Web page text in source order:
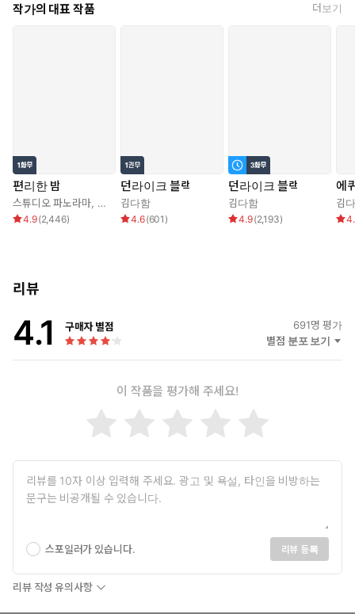
작가의 대표 작품 더보기
편리한 밤
스튜디오 파노라마, 두연 ,김다함
4.9(2,446)
던라이크 블랙
김다함
4.6(601 )
던라이크 블랙
김다함
4.9(2,193)
에
김
리뷰
4.1 구매자 별점 691명 평가
별점 분포 보기
이 작품을 평가해 주세요!
스포일러가 있습니다. 리뷰 등록
리뷰 작성 유의사항